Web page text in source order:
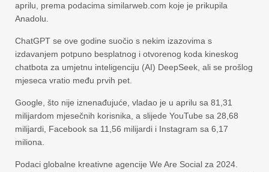
aprilu, prema podacima similarweb.com koje je prikupila
Anadolu.
ChatGPT se ove godine suočio s nekim izazovima s
izdavanjem potpuno besplatnog i otvorenog koda kineskog
chatbota za umjetnu inteligenciju (AI) DeepSeek, ali se prošlog
mjeseca vratio među prvih pet.
Google, što nije iznenađujuće, vladao je u aprilu sa 81,31
milijardom mjesečnih korisnika, a slijede YouTube sa 28,68
milijardi, Facebook sa 11,56 milijardi i Instagram sa 6,17
miliona.
Podaci globalne kreativne agencije We Are Social za 2024.